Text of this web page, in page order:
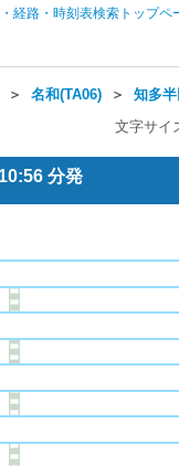
経路・時刻表検索トップペ
＞ 名和(TA06) ＞ 知多
文字サイ
分発